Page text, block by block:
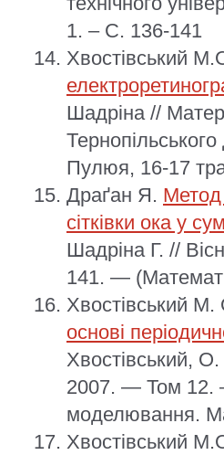
1. – С. 136-141
Хвостівський
Шадріна //
Тернопільського
Пулюя, 16-17
Драґан Я. Метод
сітківки ока у
Шадріна Г. //
141. —
Хвостівський
основі
Хвостівський,
2007. — Том
моделювання.
Хвостівський